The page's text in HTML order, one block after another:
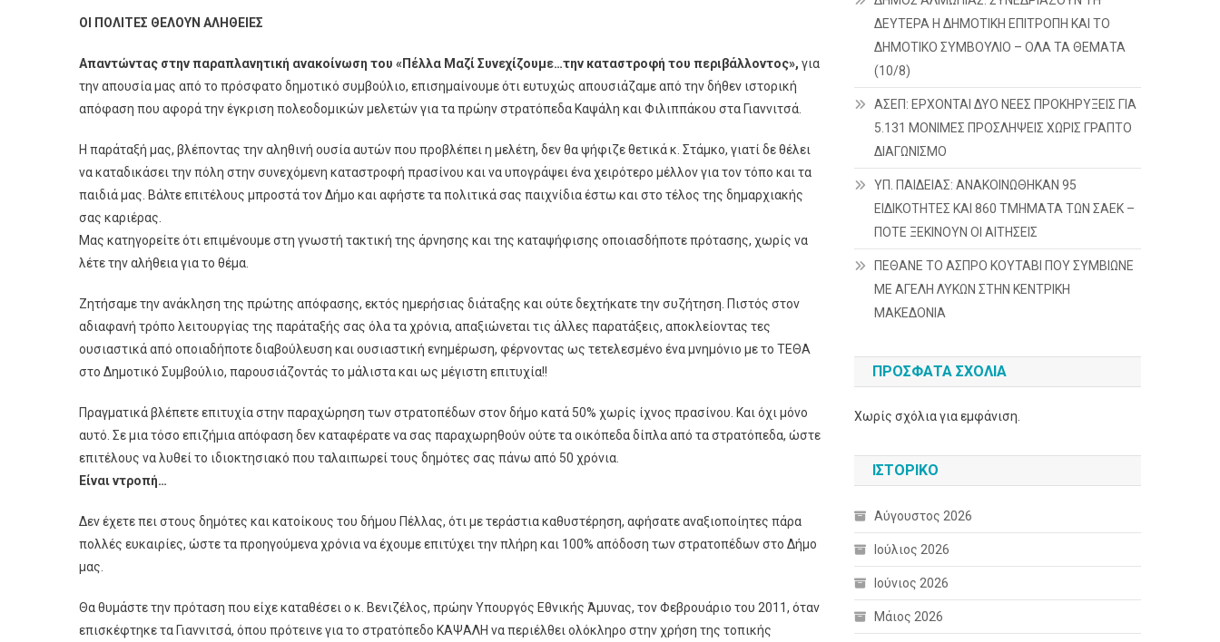
ΟΙ ΠΟΛΙΤΕΣ ΘΕΛΟΥΝ ΑΛΗΘΕΙΕΣ
Απαντώντας στην παραπλανητική ανακοίνωση του «Πέλλα Μαζί Συνεχίζουμε…την καταστροφή του περιβάλλοντος», για
την απουσία μας από το πρόσφατο δημοτικό συμβούλιο, επισημαίνουμε ότι ευτυχώς απουσιάζαμε από την δήθεν ιστορική
απόφαση που αφορά την έγκριση πολεοδομικών μελετών για τα πρώην στρατόπεδα Καψάλη και Φιλιππάκου στα Γιαννιτσά.
Η παράταξή μας, βλέποντας την αληθινή ουσία αυτών που προβλέπει η μελέτη, δεν θα ψήφιζε θετικά κ. Στάμκο, γιατί δε θέλει
να καταδικάσει την πόλη στην συνεχόμενη καταστροφή πρασίνου και να υπογράψει ένα χειρότερο μέλλον για τον τόπο και τα
παιδιά μας. Βάλτε επιτέλους μπροστά τον Δήμο και αφήστε τα πολιτικά σας παιχνίδια έστω και στο τέλος της δημαρχιακής
σας καριέρας.
Μας κατηγορείτε ότι επιμένουμε στη γνωστή τακτική της άρνησης και της καταψήφισης οποιασδήποτε πρότασης, χωρίς να
λέτε την αλήθεια για το θέμα.
Ζητήσαμε την ανάκληση της πρώτης απόφασης, εκτός ημερήσιας διάταξης και ούτε δεχτήκατε την συζήτηση. Πιστός στον
αδιαφανή τρόπο λειτουργίας της παράταξής σας όλα τα χρόνια, απαξιώνεται τις άλλες παρατάξεις, αποκλείοντας τες
ουσιαστικά από οποιαδήποτε διαβούλευση και ουσιαστική ενημέρωση, φέρνοντας ως τετελεσμένο ένα μνημόνιο με το ΤΕΘΑ
στο Δημοτικό Συμβούλιο, παρουσιάζοντάς το μάλιστα και ως μέγιστη επιτυχία!!
Πραγματικά βλέπετε επιτυχία στην παραχώρηση των στρατοπέδων στον δήμο κατά 50% χωρίς ίχνος πρασίνου. Και όχι μόνο
αυτό. Σε μια τόσο επιζήμια απόφαση δεν καταφέρατε να σας παραχωρηθούν ούτε τα οικόπεδα δίπλα από τα στρατόπεδα, ώστε
επιτέλους να λυθεί το ιδιοκτησιακό που ταλαιπωρεί τους δημότες σας πάνω από 50 χρόνια.
Είναι ντροπή…
Δεν έχετε πει στους δημότες και κατοίκους του δήμου Πέλλας, ότι με τεράστια καθυστέρηση, αφήσατε αναξιοποίητες πάρα
πολλές ευκαιρίες, ώστε τα προηγούμενα χρόνια να έχουμε επιτύχει την πλήρη και 100% απόδοση των στρατοπέδων στο Δήμο
μας.
Θα θυμάστε την πρόταση που είχε καταθέσει ο κ. Βενιζέλος, πρώην Υπουργός Εθνικής Άμυνας, τον Φεβρουάριο του 2011, όταν
επισκέφτηκε τα Γιαννιτσά, όπου πρότεινε για το στρατόπεδο ΚΑΨΑΛΗ να περιέλθει ολόκληρο στην χρήση της τοπικής
ΔΕΥΤΕΡΑ H ΔΗΜΟΤΙΚΗ ΕΠΙΤΡΟΠΗ ΚΑΙ ΤΟ
ΔΗΜΟΤΙΚΟ ΣΥΜΒΟΥΛΙΟ – ΟΛΑ ΤΑ ΘΕΜΑΤΑ
(10/8)
ΑΣΕΠ: ΕΡΧΟΝΤΑΙ ΔΥΟ ΝΕΕΣ ΠΡΟΚΗΡΥΞΕΙΣ ΓΙΑ
5.131 ΜΟΝΙΜΕΣ ΠΡΟΣΛΗΨΕΙΣ ΧΩΡΙΣ ΓΡΑΠΤΟ
ΔΙΑΓΩΝΙΣΜΟ
ΥΠ. ΠΑΙΔΕΙΑΣ: ΑΝΑΚΟΙΝΩΘΗΚΑΝ 95
ΕΙΔΙΚΟΤΗΤΕΣ ΚΑΙ 860 ΤΜΗΜΑΤΑ ΤΩΝ ΣΑΕΚ –
ΠΟΤΕ ΞΕΚΙΝΟΥΝ ΟΙ ΑΙΤΗΣΕΙΣ
ΠΕΘΑΝΕ ΤΟ ΑΣΠΡΟ ΚΟΥΤΑΒΙ ΠΟΥ ΣΥΜΒΙΩΝΕ
ΜΕ ΑΓΕΛΗ ΛΥΚΩΝ ΣΤΗΝ ΚΕΝΤΡΙΚΗ
ΜΑΚΕΔΟΝΙΑ
ΠΡΌΣΦΑΤΑ ΣΧΌΛΙΑ
Χωρίς σχόλια για εμφάνιση.
ΙΣΤΟΡΙΚΌ
Αύγουστος 2026
Ιούλιος 2026
Ιούνιος 2026
Μάιος 2026